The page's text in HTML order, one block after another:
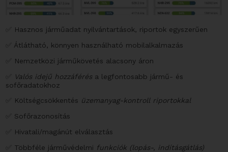
✅ Hasznos járműadat nyilvántartások, riportok egyszerűen
✅ Átlátható, könnyen használható mobilalkalmazás
✅ Nemzetközi járműkövetés alacsony áron
Valós idejű hozzáférés a legfontosabb jármű- és
sofőradatokhoz
✅ Költségcsökkentés üzemanyag-kontroll riportokkal
✅ Sofőrazonosítás
✅ Hivatali/magánút elválasztás
✅ Többféle járművédelmi funkciók (lopás-, indításgátlás)